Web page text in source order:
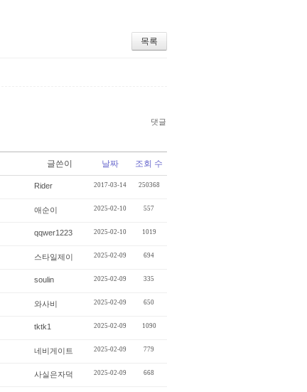
목록
댓글
글쓴이 날짜 조회 수
Rider 2017-03-14 250368
애순이 2025-02-10 557
qqwer1223 2025-02-10 1019
스타일제이 2025-02-09 694
soulin 2025-02-09 335
와사비 2025-02-09 650
tktk1 2025-02-09 1090
네비게이트 2025-02-09 779
사실은자덕 2025-02-09 668